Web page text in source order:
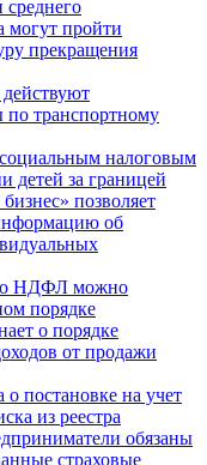
могут пройти
прекращения
по транспортному
социальным налоговым
детей за границей
позволяет
об
НДФЛ можно
порядке
о порядке
от продажи
о постановке на учет
из реестра
обязаны
страховые